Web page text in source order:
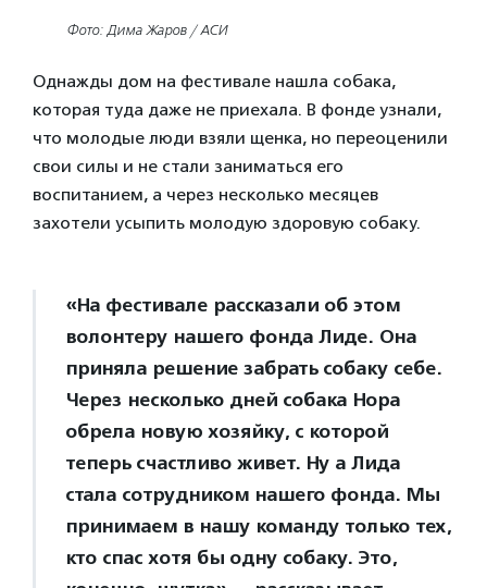
Фото: Дима Жаров / АСИ
Однажды дом на фестивале нашла собака,
которая туда даже не приехала. В фонде узнали,
что молодые люди взяли щенка, но переоценили
свои силы и не стали заниматься его
воспитанием, а через несколько месяцев
захотели усыпить молодую здоровую собаку.
«На фестивале рассказали об этом
волонтеру нашего фонда Лиде. Она
приняла решение забрать собаку себе.
Через несколько дней собака Нора
обрела новую хозяйку, с которой
теперь счастливо живет. Ну а Лида
стала сотрудником нашего фонда. Мы
принимаем в нашу команду только тех,
кто спас хотя бы одну собаку. Это,